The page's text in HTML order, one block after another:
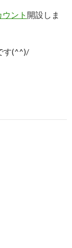
ント 開設しま
す(^^)/